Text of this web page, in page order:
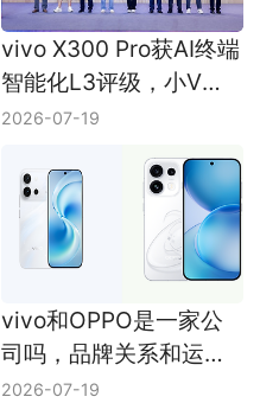
vivo X300 Pro获AI终端
智能化L3评级，小V圈
搜等能力加快落地
2026-07-19
vivo和OPPO是一家公
司吗，品牌关系和运营
主体梳理
2026-07-19